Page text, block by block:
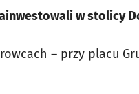
w stolicy
– przy placu